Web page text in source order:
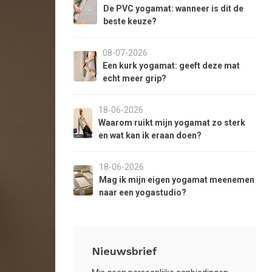
De PVC yogamat: wanneer is dit de
beste keuze?
08-07-2026
Een kurk yogamat: geeft deze mat
echt meer grip?
18-06-2026
Waarom ruikt mijn yogamat zo sterk
en wat kan ik eraan doen?
18-06-2026
Mag ik mijn eigen yogamat meenemen
naar een yogastudio?
Nieuwsbrief